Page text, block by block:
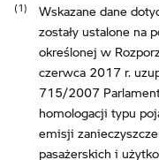
Wskazane dane
zostały ustalone na
określonej w
czerwca 2017 r.
715/2007
homologacji typu
emisji
pasażerskich i